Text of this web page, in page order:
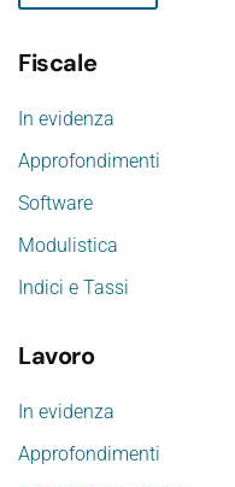
Fiscale
In evidenza
Approfondimenti
Software
Modulistica
Indici e Tassi
Lavoro
In evidenza
Approfondimenti